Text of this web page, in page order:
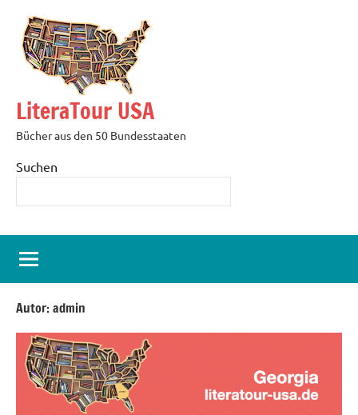
Inhalt
springen
LiteraTour USA
Bücher aus den 50 Bundesstaaten
Suchen
Autor:admin